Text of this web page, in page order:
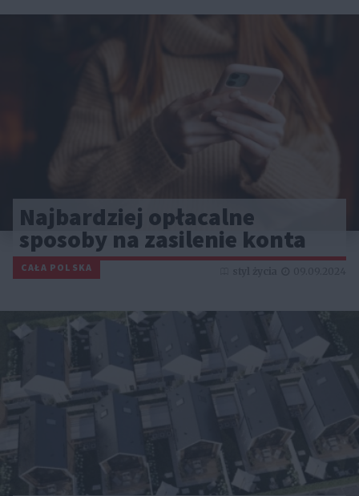
Najbardziej opłacalne
sposoby na zasilenie konta
CAŁA POLSKA